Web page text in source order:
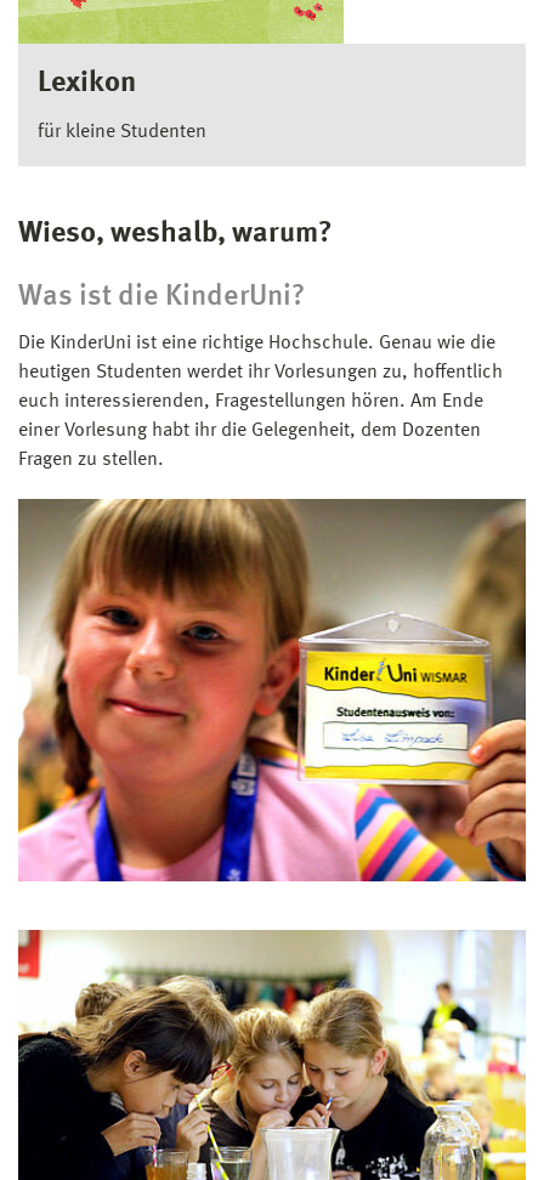
Lexikon
für kleine Studenten
Wieso, weshalb, warum?
Was ist die KinderUni?
Die KinderUni ist eine richtige Hochschule. Genau wie die
heutigen Studenten werdet ihr Vorlesungen zu, hoffentlich
euch interessierenden, Fragestellungen hören. Am Ende
einer Vorlesung habt ihr die Gelegenheit, dem Dozenten
Fragen zu stellen.